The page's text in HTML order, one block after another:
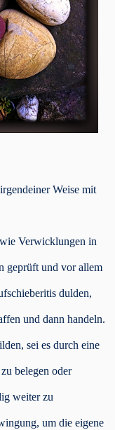
Weise mit
Verwicklungen in
geprüft und vor allem
dulden,
und dann handeln.
sei es durch eine
belegen oder
weiter zu
um die eigene